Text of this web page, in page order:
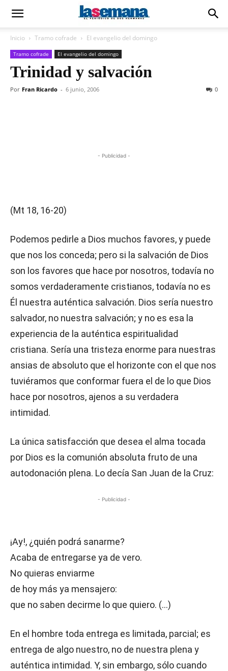
Inicio Tramo cofrade El evangelio del domingo
Tramo cofrade El evangelio del domingo
Trinidad y salvación
Por Fran Ricardo - 6 junio, 2006 0
- Publicidad -
(Mt 18, 16-20)
Podemos pedirle a Dios muchos favores, y puede
que nos los conceda; pero si la salvación de Dios
son los favores que hace por nosotros, todavía no
somos verdaderamente cristianos, todavía no es
Él nuestra auténtica salvación. Dios sería nuestro
salvador, no nuestra salvación; y no es esa la
experiencia de la auténtica espiritualidad
cristiana. Sería una tristeza enorme para nuestras
ansias de absoluto que el horizonte con el que nos
tuviéramos que conformar fuera el de lo que Dios
hace por nosotros, ajenos a su verdadera
intimidad.
La única satisfacción que desea el alma tocada
por Dios es la comunión absoluta fruto de una
autodonación plena. Lo decía San Juan de la Cruz:
- Publicidad -
¡Ay!, ¿quién podrá sanarme?
Acaba de entregarse ya de vero.
No quieras enviarme
de hoy más ya mensajero:
que no saben decirme lo que quiero. (…)
En el hombre toda entrega es limitada, parcial; es
entrega de algo nuestro, no de nuestra plena y
auténtica intimidad. Y, sin embargo, sólo cuando